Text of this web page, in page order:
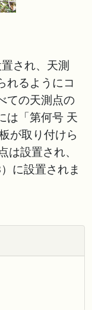
され、天測
れるようにコ
ての天測点の
は「第何号 天
が取り付けら
は設置され、
に設置されま